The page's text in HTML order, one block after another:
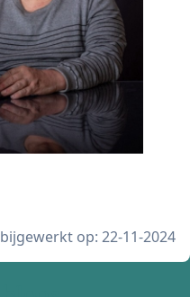
bijgewerkt op: 22-11-2024